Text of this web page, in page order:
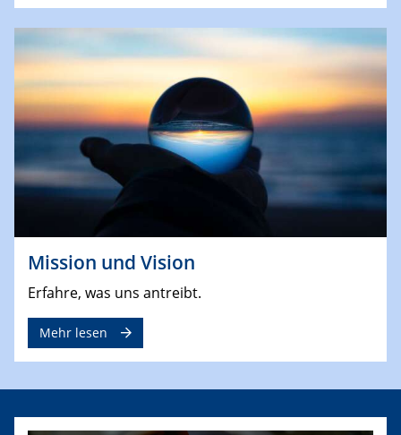
Mission und Vision
Erfahre, was uns antreibt.
Mehr lesen